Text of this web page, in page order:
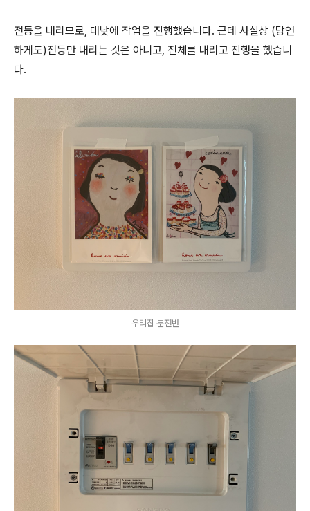
전등을 내리므로, 대낮에 작업을 진행했습니다. 근데 사실상 (당연
하게도)전등만 내리는 것은 아니고, 전체를 내리고 진행을 했습니
다.
우리집 분전반